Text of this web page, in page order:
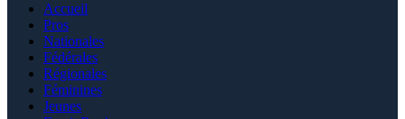
Accueil
Pros
Nationales
Fédérales
Régionales
Féminines
Jeunes